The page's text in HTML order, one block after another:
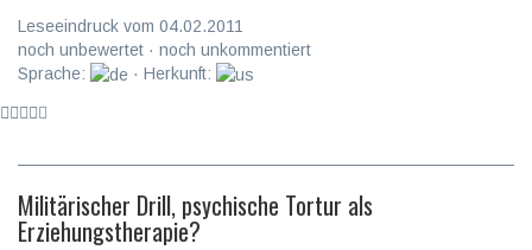
Leseeindruck vom 04.02.2011
noch unbewertet · noch unkommentiert
Sprache:
· Herkunft:
Militärischer Drill, psychische Tortur als
Erziehungstherapie?